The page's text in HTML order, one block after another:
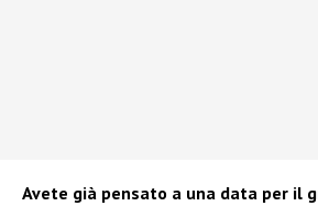
Avete già pensato a una data per il